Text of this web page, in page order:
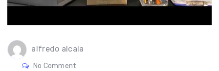
alfredo alcala
No Comment